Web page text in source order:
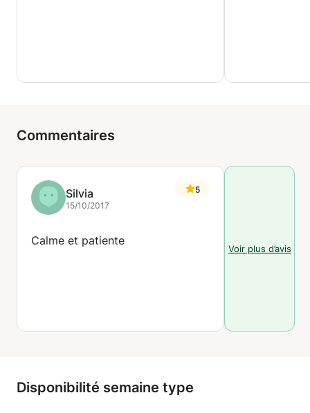
Commentaires
Silvia
15/10/2017
5
Calme et patiente
Voir plus d’avis
Disponibilité semaine type